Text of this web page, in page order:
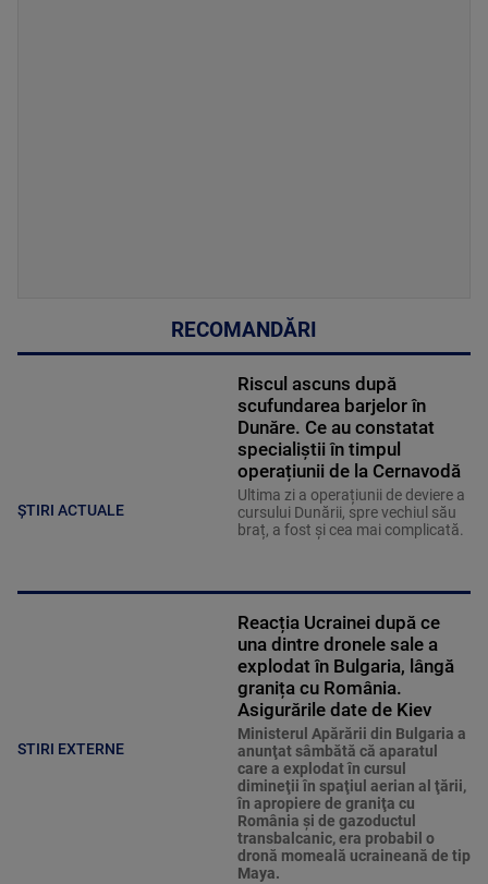
RECOMANDĂRI
ȘTIRI ACTUALE
Riscul ascuns după
scufundarea barjelor în
Dunăre. Ce au constatat
specialiștii în timpul
operațiunii de la Cernavodă
Ultima zi a operațiunii de deviere a
cursului Dunării, spre vechiul său
braț, a fost și cea mai complicată.
STIRI EXTERNE
Reacția Ucrainei după ce
una dintre dronele sale a
explodat în Bulgaria, lângă
granița cu România.
Asigurările date de Kiev
Ministerul Apărării din Bulgaria a
anunţat sâmbătă că aparatul
care a explodat în cursul
dimineţii în spaţiul aerian al ţării,
în apropiere de graniţa cu
România şi de gazoductul
transbalcanic, era probabil o
dronă momeală ucraineană de tip
Maya.